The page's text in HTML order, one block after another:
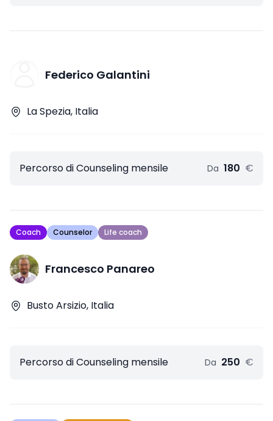
Federico Galantini
La Spezia, Italia
Percorso di Counseling mensile Da 180 €
Coach Counselor Life coach
Francesco Panareo
Busto Arsizio, Italia
Percorso di Counseling mensile Da 250 €